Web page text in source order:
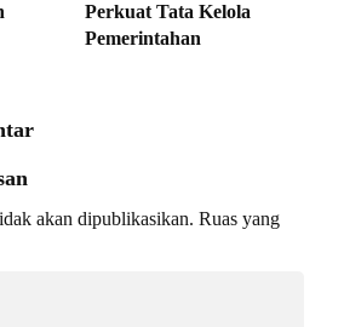
Perkuat Tata Kelola
Pemerintahan
akan dipublikasikan. Ruas yang